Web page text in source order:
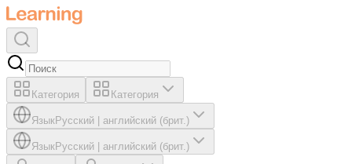
Категория Категория
ЯзыкРусский английский (брит.)
ЯзыкРусский английский (брит.)